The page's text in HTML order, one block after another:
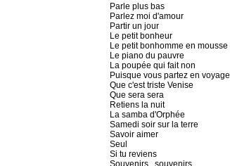
Parle plus bas
Parlez moi d'amour
Partir un jour
Le petit bonheur
Le petit bonhomme en mousse
Le piano du pauvre
La poupée qui fait non
Puisque vous partez en voyage
Que c'est triste Venise
Que sera sera
Retiens la nuit
La samba d'Orphée
Samedi soir sur la terre
Savoir aimer
Seul
Si tu reviens
Souvenirs...souvenirs